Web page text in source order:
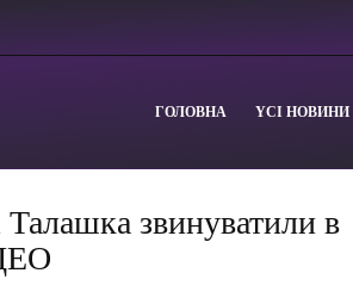
ГОЛОВНА YСІ НОВИНИ
звинуватили в